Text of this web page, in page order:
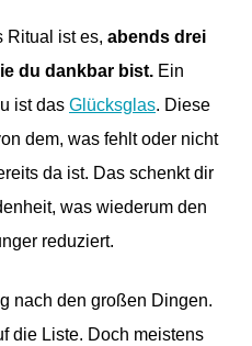
Ritual ist es, abends drei
du dankbar bist. Ein
ist das Glücksglas. Diese
dem, was fehlt oder nicht
da ist. Das schenkt dir
was wiederum den
reduziert.
nach den großen Dingen.
die Liste. Doch meistens